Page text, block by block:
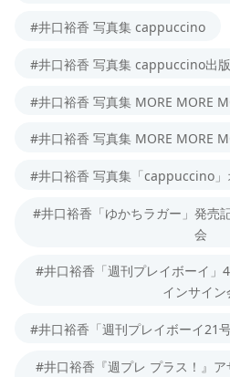
#井口裕香 写真集 cappuccino
#井口裕香 写真集 cappuccino出
#井口裕香 写真集 MORE MORE
#井口裕香 写真集 MORE MORE
#井口裕香 写真集「cappuccino」
#井口裕香「ゆかちラガー」発売
会
#井口裕香「週刊プレイボーイ」
インサイン
#井口裕香「週刊プレイボーイ21
#井口裕香『週プレ プラス！』